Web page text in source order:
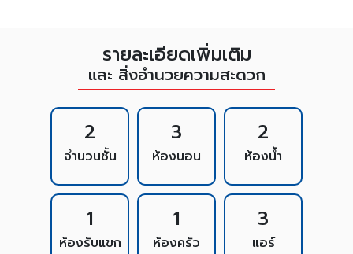
รายละเอียดเพิ่มเติม
และ สิ่งอำนวยความสะดวก
2
จำนวนชั้น
3
ห้องนอน
2
ห้องน้ำ
1
ห้องรับแขก
1
ห้องครัว
3
แอร์